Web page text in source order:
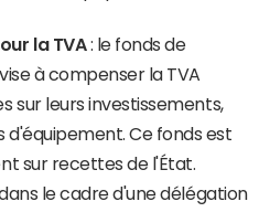
la TVA: le fonds de
à compenser la TVA
sur leurs investissements,
Ce fonds est
sur recettes de l'État.
le cadre d'une délégation